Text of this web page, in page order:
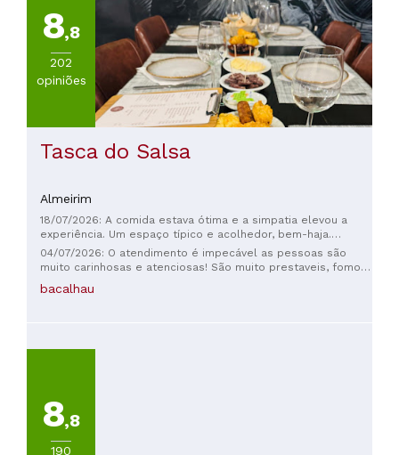
8,8
202
opiniões
Tasca do Salsa
Almeirim
18/07/2026: A comida estava ótima e a simpatia elevou a
experiência. Um espaço típico e acolhedor, bem-haja.
Voltaremos certamente :)
04/07/2026: O atendimento é impecável as pessoas são
muito carinhosas e atenciosas! São muito prestaveis, fomos
já um pouco tarde e atenderam nos muito bem! A comida é
impecável bastante deliciosa e muito saborosa! Aí as
bacalhau
8,8
190